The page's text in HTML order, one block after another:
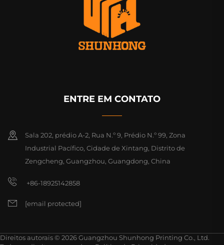
ENTRE EM CONTATO
Sala 202, prédio A-2, Rua N.º 9, Prédio N.º 99, Zona
Industrial Pacífico, Cidade de Xintang, Distrito de
Zengcheng, Guangzhou, Guangdong, China
+86-18925142858
[email protected]
Direitos autorais © 2026 Guangzhou Shunhong Printing Co., Ltd.